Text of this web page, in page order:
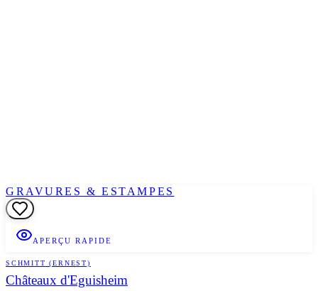
GRAVURES & ESTAMPES
APERÇU RAPIDE
SCHMITT (ERNEST)
Châteaux d'Eguisheim